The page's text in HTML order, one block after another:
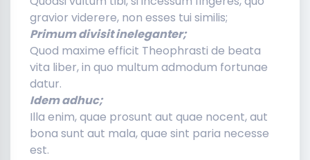
gravior viderere, non esses tui similis;
Primum divisit ineleganter;
Quod maxime efficit Theophrasti de beata
vita liber, in quo multum admodum fortunae
datur.
Idem adhuc;
Illa enim, quae prosunt aut quae nocent, aut
bona sunt aut mala, quae sint paria necesse
est.